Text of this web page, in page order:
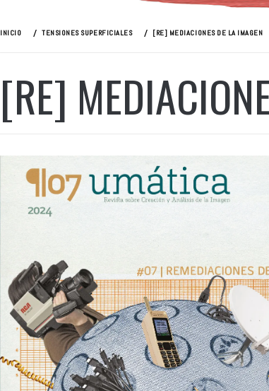
INICIO TENSIONES SUPERFICIALES [RE] MEDIACIONES DE LA IMAGEN
[RE]